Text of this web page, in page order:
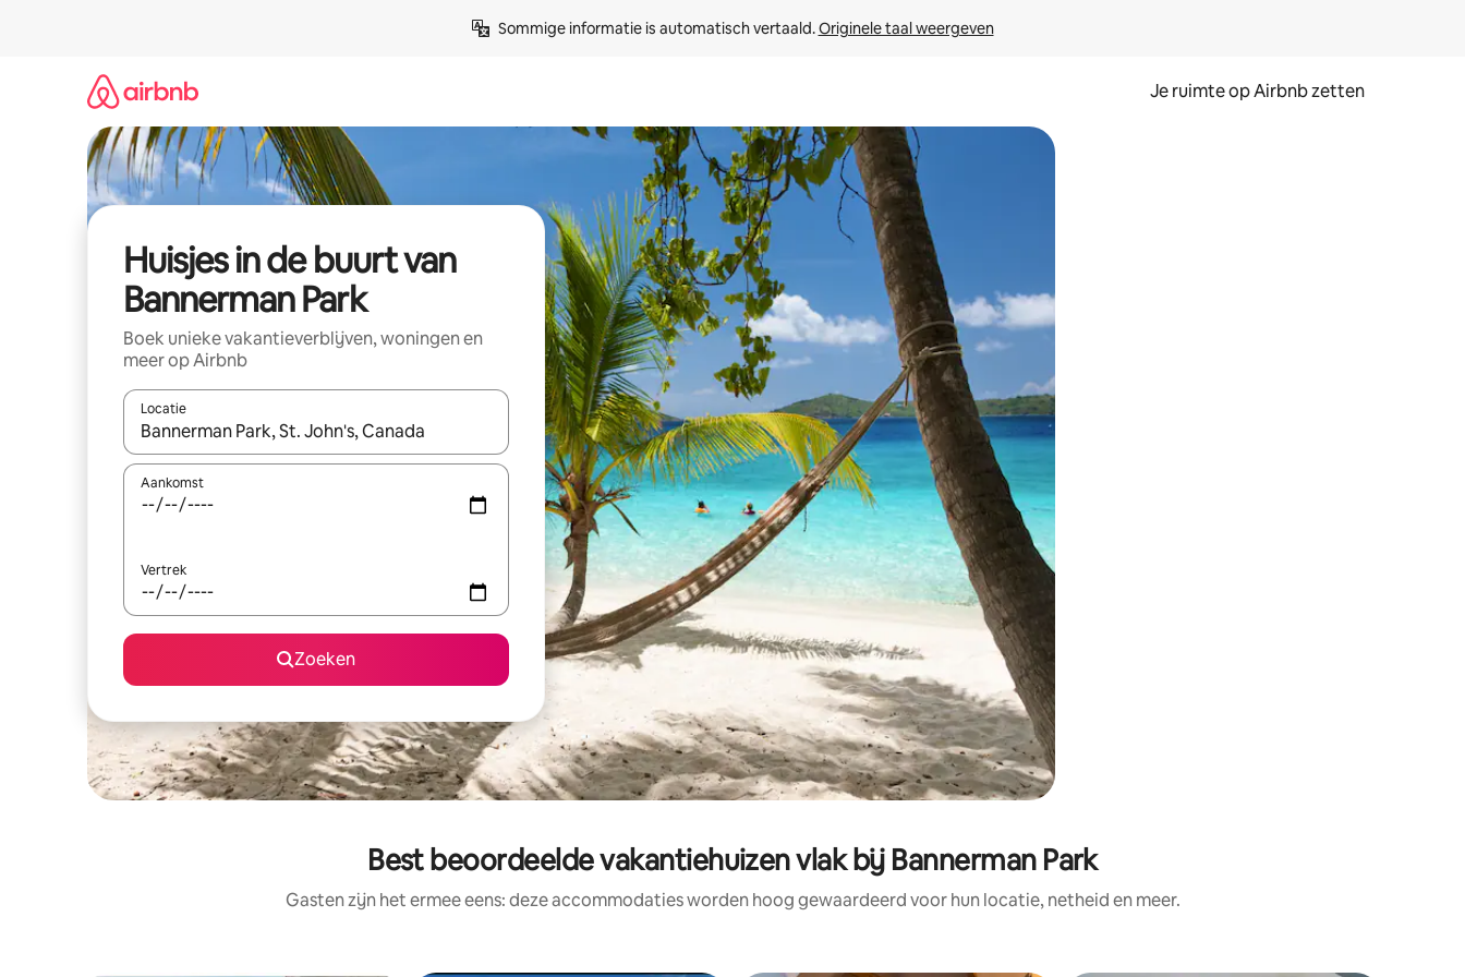
Sommige informatie is automatisch vertaald. Originele taal weergeven
Je ruimte op Airbnb zetten
Huisjes in de buurt van
Bannerman Park
Boek unieke vakantieverblijven, woningen en
meer op Airbnb
Locatie
Wanneer er suggesties beschikbaar zijn, maak je een keuze met je de pijltjestoetsen omhoog en omlaag, óf door te tikken of swipen.
Aankomst
Vertrek
Zoeken
Best beoordeelde vakantiehuizen vlak bij Bannerman Park
Gasten zijn het ermee eens: deze accommodaties worden hoog gewaardeerd voor hun locatie, netheid en meer.